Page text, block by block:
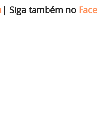
| Siga também no